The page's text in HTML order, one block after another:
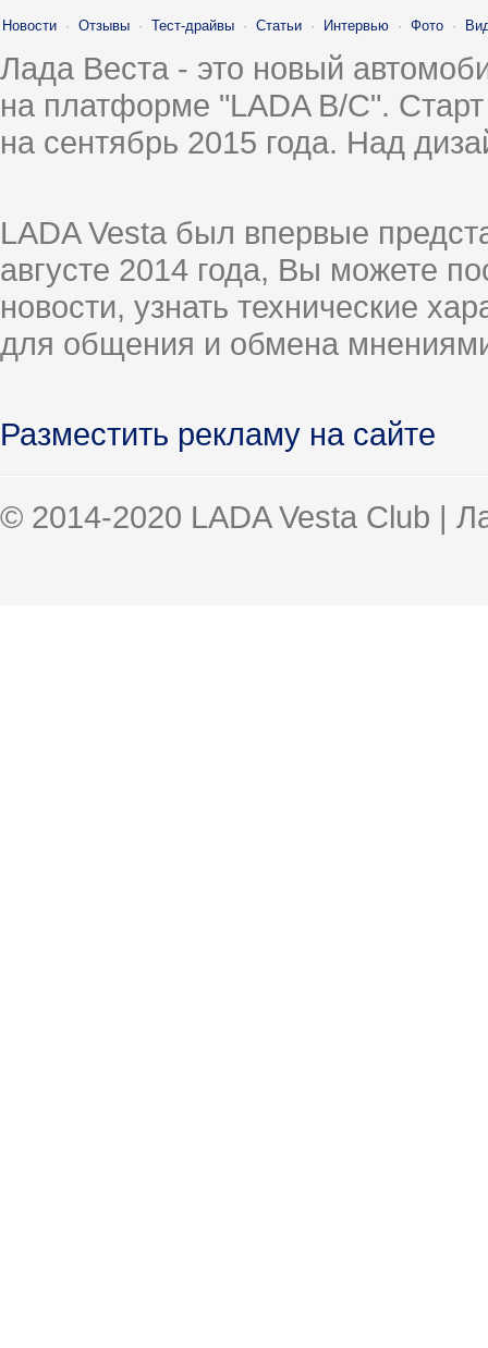
Новости · Отзывы · Тест-драйвы · Статьи · Интервью · Фото ·
Лада Веста - это новый
на платформе "LADA B/C".
на сентябрь 2015 года. Над
LADA Vesta был впервые
августе 2014 года, Вы можете
новости, узнать технические
для общения и обмена
Разместить рекламу на сайте
© 2014-2020 LADA Vesta Club |